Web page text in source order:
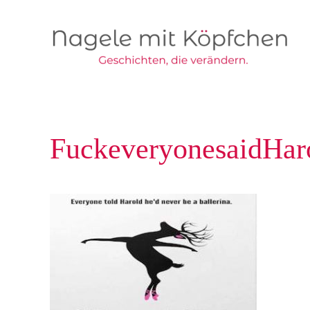
Skip to main content